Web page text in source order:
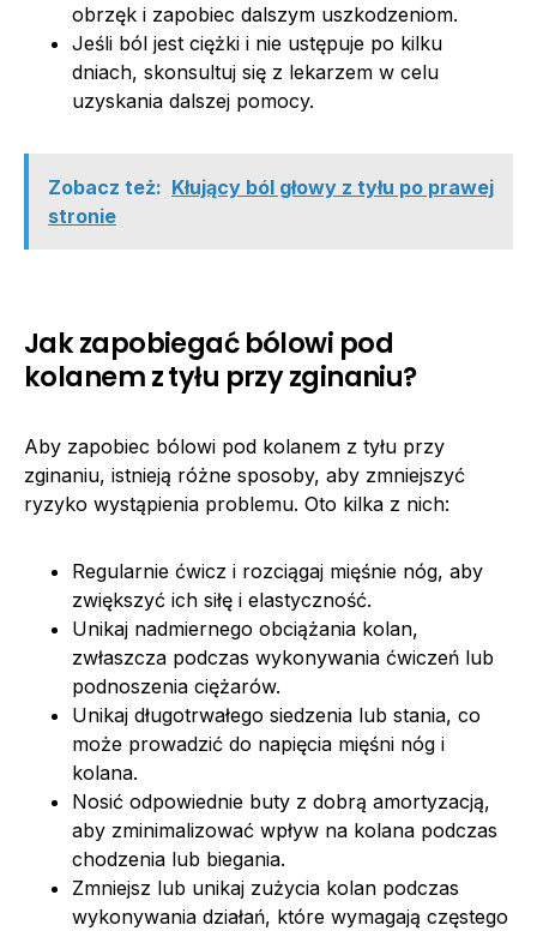
obrzęk i zapobiec dalszym uszkodzeniom.
Jeśli ból jest ciężki i nie ustępuje po kilku
dniach, skonsultuj się z lekarzem w celu
uzyskania dalszej pomocy.
Zobacz też: Kłujący ból głowy z tyłu po prawej
stronie
Jak zapobiegać bólowi pod
kolanem z tyłu przy zginaniu?
Aby zapobiec bólowi pod kolanem z tyłu przy
zginaniu, istnieją różne sposoby, aby zmniejszyć
ryzyko wystąpienia problemu. Oto kilka z nich:
Regularnie ćwicz i rozciągaj mięśnie nóg, aby
zwiększyć ich siłę i elastyczność.
Unikaj nadmiernego obciążania kolan,
zwłaszcza podczas wykonywania ćwiczeń lub
podnoszenia ciężarów.
Unikaj długotrwałego siedzenia lub stania, co
może prowadzić do napięcia mięśni nóg i
kolana.
Nosić odpowiednie buty z dobrą amortyzacją,
aby zminimalizować wpływ na kolana podczas
chodzenia lub biegania.
Zmniejsz lub unikaj zużycia kolan podczas
wykonywania działań, które wymagają częstego